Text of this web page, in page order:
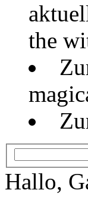
the
Hallo,